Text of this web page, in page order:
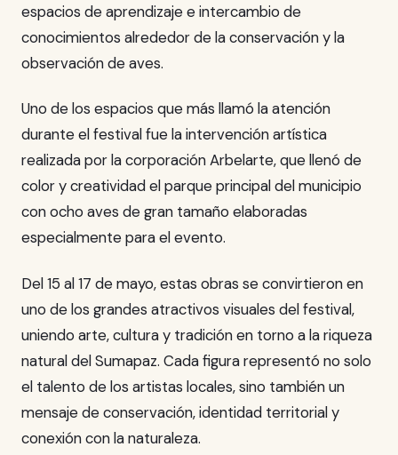
espacios de aprendizaje e intercambio de
conocimientos alrededor de la conservación y la
observación de aves.
Uno de los espacios que más llamó la atención
durante el festival fue la intervención artística
realizada por la corporación Arbelarte, que llenó de
color y creatividad el parque principal del municipio
con ocho aves de gran tamaño elaboradas
especialmente para el evento.
Del 15 al 17 de mayo, estas obras se convirtieron en
uno de los grandes atractivos visuales del festival,
uniendo arte, cultura y tradición en torno a la riqueza
natural del Sumapaz. Cada figura representó no solo
el talento de los artistas locales, sino también un
mensaje de conservación, identidad territorial y
conexión con la naturaleza.